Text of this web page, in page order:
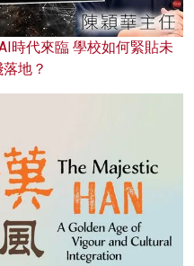
時代來臨 學校如何緊貼未
地？